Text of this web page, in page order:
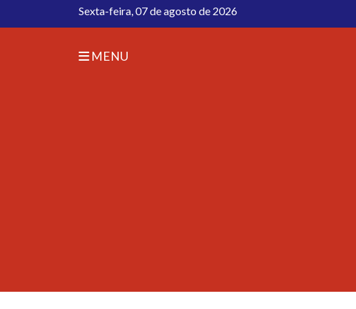
Sexta-feira, 07 de agosto de 2026
MENU